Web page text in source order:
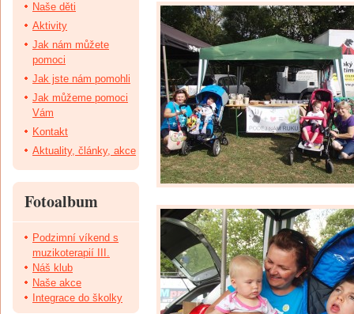
Naše děti
Aktivity
Jak nám můžete
pomoci
Jak jste nám pomohli
Jak můžeme pomoci
Vám
Kontakt
Aktuality, články, akce
Fotoalbum
Podzimní víkend s
muzikoterapií III.
Náš klub
Naše akce
Integrace do školky